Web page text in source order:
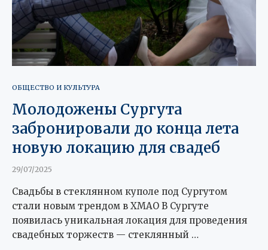
ОБЩЕСТВО И КУЛЬТУРА
Молодожены Сургута
забронировали до конца лета
новую локацию для свадеб
29/07/2025
Свадьбы в стеклянном куполе под Сургутом
стали новым трендом в ХМАО В Сургуте
появилась уникальная локация для проведения
свадебных торжеств — стеклянный …